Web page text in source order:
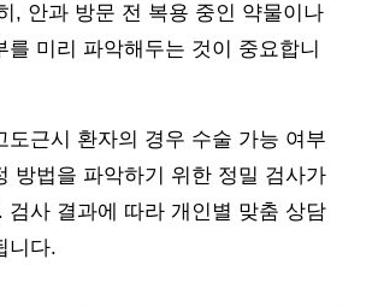
, 안과 방문 전 복용 중인 약물이나
를 미리 파악해두는 것이 중요합니
도근시 환자의 경우 수술 가능 여부
방법을 파악하기 위한 정밀 검사가
검사 결과에 따라 개인별 맞춤 상담
니다.